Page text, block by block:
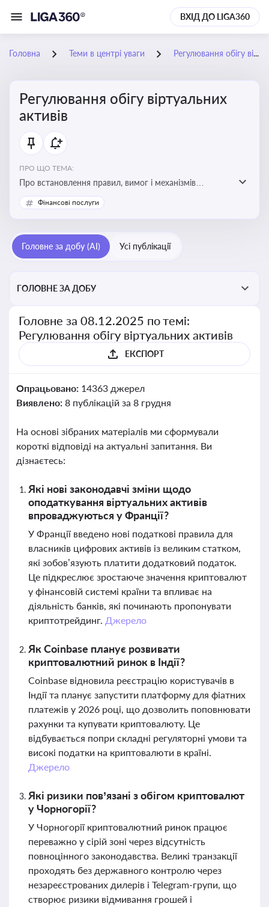
ВХІД ДО LIGA360
Головна Теми в центрі уваги Регулювання обігу віртуальних активів
Регулювання обігу віртуальних
активів
ПРО ЩО ТЕМА:
Про встановлення правил, вимог і механізмів
контролю за використанням, обігом та
оподаткуванням віртуальних активів, таких як
Фінансові послуги
Головне за добу (AI) Усі публікації
ГОЛОВНЕ ЗА ДОБУ
Головне за 08.12.2025 по темі:
Регулювання обігу віртуальних активів
ЕКСПОРТ
Опрацьовано: 14363 джерел
Виявлено: 8 публікацій за 8 грудня
На основі зібраних матеріалів ми сформували
короткі відповіді на актуальні запитання. Ви
дізнаєтесь:
Які нові законодавчі зміни щодо
оподаткування віртуальних активів
впроваджуються у Франції?
У Франції введено нові податкові правила для
власників цифрових активів із великим статком,
які зобов’язують платити додатковий податок.
Це підкреслює зростаюче значення криптовалют
у фінансовій системі країни та впливає на
діяльність банків, які починають пропонувати
криптотрейдинг. Джерело
Як Coinbase планує розвивати
криптовалютний ринок в Індії?
Coinbase відновила реєстрацію користувачів в
Індії та планує запустити платформу для фіатних
платежів у 2026 році, що дозволить поповнювати
рахунки та купувати криптовалюту. Це
відбувається попри складні регуляторні умови та
високі податки на криптовалюти в країні.
Джерело
Які ризики пов’язані з обігом криптовалют
у Чорногорії?
У Чорногорії криптовалютний ринок працює
переважно у сірій зоні через відсутність
повноцінного законодавства. Великі транзакції
проходять без державного контролю через
незареєстрованих дилерів і Telegram-групи, що
створює ризики відмивання грошей і